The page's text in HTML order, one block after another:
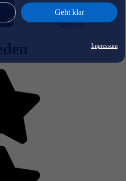
Geht klar
Impressum
Startseite